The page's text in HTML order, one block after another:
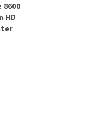
8600
HD